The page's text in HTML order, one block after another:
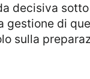
decisiva
di
sulla